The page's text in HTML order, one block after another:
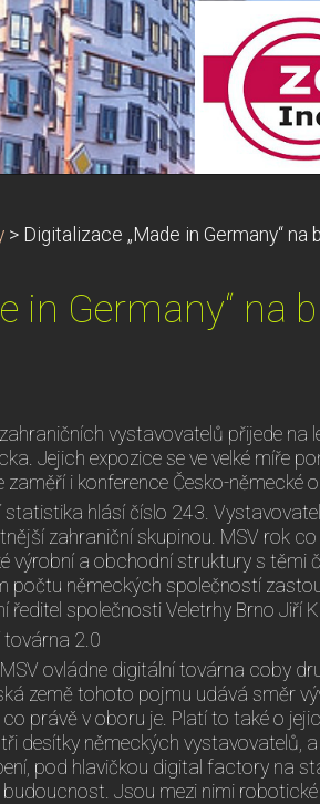
> Digitalizace „Made in Germany“
in Germany“ na
vystavovatelů přijede na
Jejich expozice se ve velké míře
zaměří i konference Česko-německé
statistika hlásí číslo 243.
zahraniční skupinou. MSV rok
výrobní a obchodní struktury s těmi
počtu německých společností
ředitel společnosti Veletrhy Brno Jiří
továrna 2.0
ovládne digitální továrna coby
země tohoto pojmu udává směr
co právě v oboru je. Platí to také o
desítky německých vystavovatelů,
pod hlavičkou digital factory na
budoucnost. Jsou mezi nimi